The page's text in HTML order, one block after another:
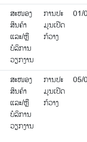
ສະໜອງ
ສິນຄ້າ
ແລະ/ຫຼື
ບໍລິການ
ວຽກງານ
ການປະ
ມູນເປີດ
ກ້ວາງ
01/
ສະໜອງ
ສິນຄ້າ
ແລະ/ຫຼື
ບໍລິການ
ວຽກງານ
ການປະ
ມູນເປີດ
ກ້ວາງ
05/